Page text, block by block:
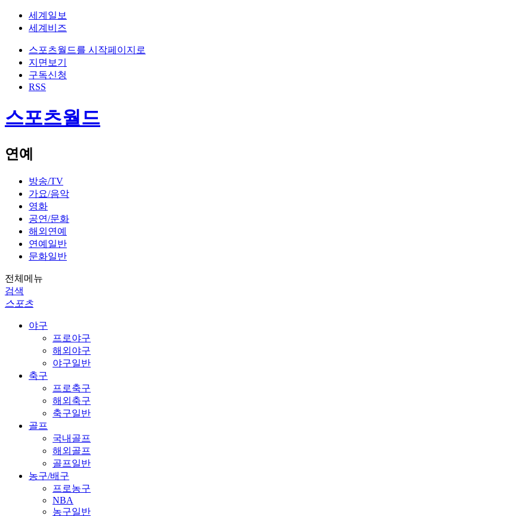
세계일보
세계비즈
스포츠월드를 시작페이지로
지면보기
구독신청
RSS
스포츠월드
연예
방송/TV
가요/음악
영화
공연/문화
해외연예
연예일반
문화일반
전체메뉴
검색
스포츠
야구
프로야구
해외야구
야구일반
축구
프로축구
해외축구
축구일반
골프
국내골프
해외골프
골프일반
농구/배구
프로농구
NBA
농구일반